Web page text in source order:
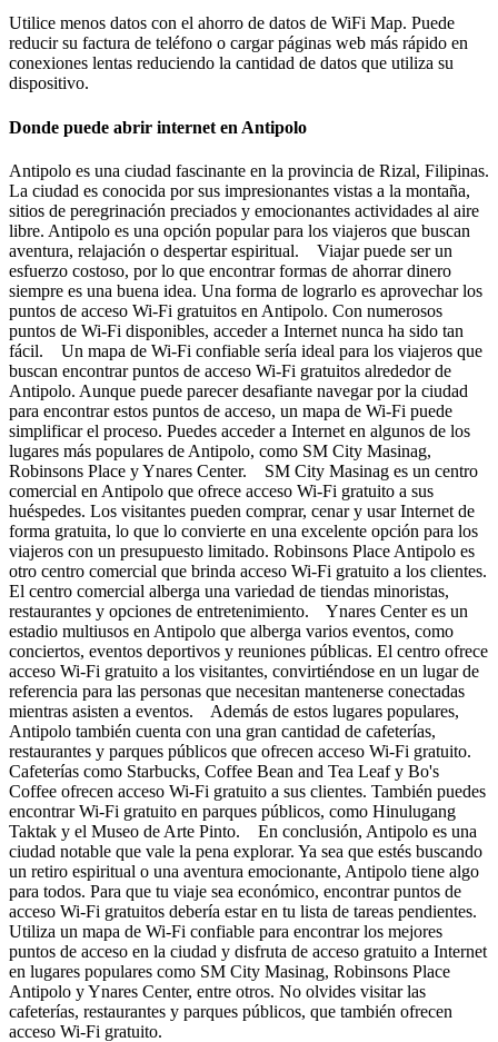
Utilice menos datos con el ahorro de datos de WiFi Map. Puede
reducir su factura de teléfono o cargar páginas web más rápido en
conexiones lentas reduciendo la cantidad de datos que utiliza su
dispositivo.
Donde puede abrir internet en Antipolo
Antipolo es una ciudad fascinante en la provincia de Rizal, Filipinas.
La ciudad es conocida por sus impresionantes vistas a la montaña,
sitios de peregrinación preciados y emocionantes actividades al aire
libre. Antipolo es una opción popular para los viajeros que buscan
aventura, relajación o despertar espiritual. Viajar puede ser un
esfuerzo costoso, por lo que encontrar formas de ahorrar dinero
siempre es una buena idea. Una forma de lograrlo es aprovechar los
puntos de acceso Wi-Fi gratuitos en Antipolo. Con numerosos
puntos de Wi-Fi disponibles, acceder a Internet nunca ha sido tan
fácil. Un mapa de Wi-Fi confiable sería ideal para los viajeros que
buscan encontrar puntos de acceso Wi-Fi gratuitos alrededor de
Antipolo. Aunque puede parecer desafiante navegar por la ciudad
para encontrar estos puntos de acceso, un mapa de Wi-Fi puede
simplificar el proceso. Puedes acceder a Internet en algunos de los
lugares más populares de Antipolo, como SM City Masinag,
Robinsons Place y Ynares Center. SM City Masinag es un centro
comercial en Antipolo que ofrece acceso Wi-Fi gratuito a sus
huéspedes. Los visitantes pueden comprar, cenar y usar Internet de
forma gratuita, lo que lo convierte en una excelente opción para los
viajeros con un presupuesto limitado. Robinsons Place Antipolo es
otro centro comercial que brinda acceso Wi-Fi gratuito a los clientes.
El centro comercial alberga una variedad de tiendas minoristas,
restaurantes y opciones de entretenimiento. Ynares Center es un
estadio multiusos en Antipolo que alberga varios eventos, como
conciertos, eventos deportivos y reuniones públicas. El centro ofrece
acceso Wi-Fi gratuito a los visitantes, convirtiéndose en un lugar de
referencia para las personas que necesitan mantenerse conectadas
mientras asisten a eventos. Además de estos lugares populares,
Antipolo también cuenta con una gran cantidad de cafeterías,
restaurantes y parques públicos que ofrecen acceso Wi-Fi gratuito.
Cafeterías como Starbucks, Coffee Bean and Tea Leaf y Bo's
Coffee ofrecen acceso Wi-Fi gratuito a sus clientes. También puedes
encontrar Wi-Fi gratuito en parques públicos, como Hinulugang
Taktak y el Museo de Arte Pinto. En conclusión, Antipolo es una
ciudad notable que vale la pena explorar. Ya sea que estés buscando
un retiro espiritual o una aventura emocionante, Antipolo tiene algo
para todos. Para que tu viaje sea económico, encontrar puntos de
acceso Wi-Fi gratuitos debería estar en tu lista de tareas pendientes.
Utiliza un mapa de Wi-Fi confiable para encontrar los mejores
puntos de acceso en la ciudad y disfruta de acceso gratuito a Internet
en lugares populares como SM City Masinag, Robinsons Place
Antipolo y Ynares Center, entre otros. No olvides visitar las
cafeterías, restaurantes y parques públicos, que también ofrecen
acceso Wi-Fi gratuito.